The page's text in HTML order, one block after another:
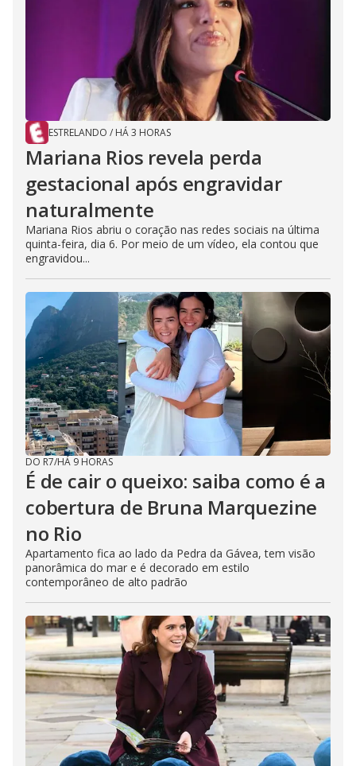
ESTRELANDO / HÁ 3 HORAS
Mariana Rios revela perda
gestacional após engravidar
naturalmente
Mariana Rios abriu o coração nas redes sociais na última
quinta-feira, dia 6. Por meio de um vídeo, ela contou que
engravidou...
DO R7/HÁ 9 HORAS
É de cair o queixo: saiba como é a
cobertura de Bruna Marquezine
no Rio
Apartamento fica ao lado da Pedra da Gávea, tem visão
panorâmica do mar e é decorado em estilo
contemporâneo de alto padrão